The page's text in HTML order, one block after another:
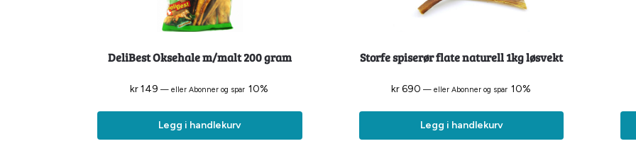
DeliBest Oksehale m/malt 200 gram
kr149 — eller Abonner og spar 10%
Legg i handlekurv
Storfe spiserør flate naturell 1kg løsvekt
kr690 — eller Abonner og spar 10%
Legg i handlekurv